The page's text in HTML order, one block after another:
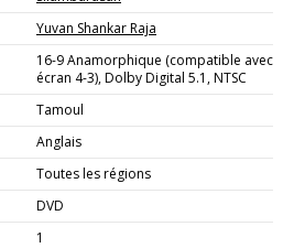
Yuvan Shankar Raja
16-9 Anamorphique (compatible avec
écran 4-3), Dolby Digital 5.1, NTSC
Tamoul
Anglais
Toutes les régions
DVD
1